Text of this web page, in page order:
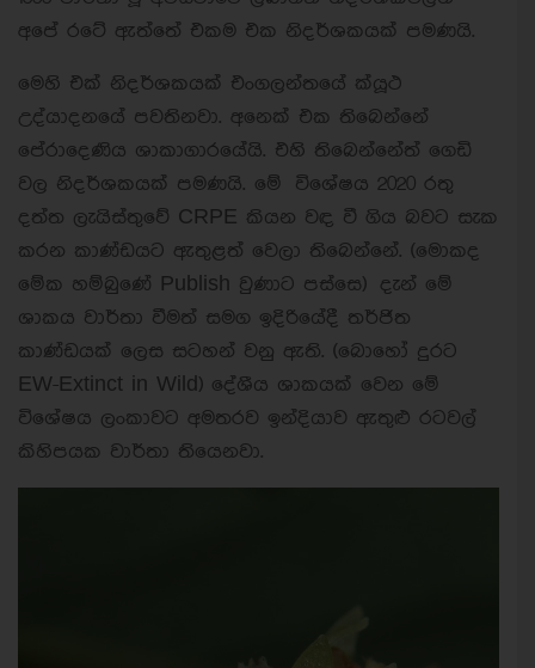
අපේ රටේ ඇත්තේ එකම එක නිදර්ශකයක් පමණයි.
මෙහි එක් නිදර්ශකයක් එංගලන්තයේ ක්යූථ
උද්යාදනයේ පවතිනවා. අනෙක් එක තිබෙන්නේ
පේරාදෙණිය ශාකාගාරයේයි. එහි තිබෙන්නේත් ගෙඩි
වල නිදර්ශකයක් පමණයි. මේ විශේෂය 2020 රතු
දත්ත ලැයිස්තුවේ CRPE කියන වඳ වී ගිය බවට සැක
කරන කාණ්ඩයට ඇතුළත් වෙලා තිබෙන්නේ. (මොකද
මේක හම්බුණේ Publish වුණාට පස්සෙ) දැන් මේ
ශාකය වාර්තා වීමත් සමග ඉදිරියේදී තර්ජිත
කාණ්ඩයක් ලෙස සටහන් වනු ඇති. (බොහෝ දුරට
EW-Extinct in Wild) දේශීය ශාකයක් වෙන මේ
විශේෂය ලංකාවට අමතරව ඉන්දියාව ඇතුළු රටවල්
කිහිපයක වාර්තා තියෙනවා.